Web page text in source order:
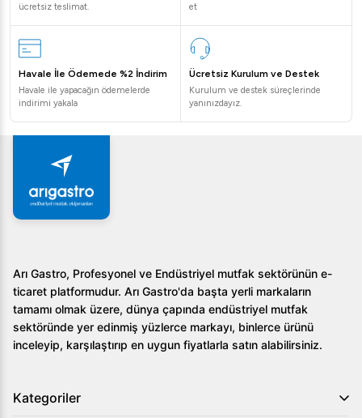
ücretsiz teslimat.
et
Havale İle Ödemede %2 İndirim
Havale ile yapacağın ödemelerde
indirimi yakala
Ücretsiz Kurulum ve Destek
Kurulum ve destek süreçlerinde
yanınızdayız.
Arı Gastro, Profesyonel ve Endüstriyel mutfak sektörünün e-
ticaret platformudur. Arı Gastro'da başta yerli markaların
tamamı olmak üzere, dünya çapında endüstriyel mutfak
sektöründe yer edinmiş yüzlerce markayı, binlerce ürünü
inceleyip, karşılaştırıp en uygun fiyatlarla satın alabilirsiniz.
Kategoriler